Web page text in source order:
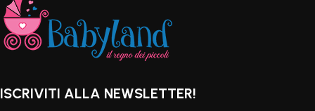
ISCRIVITI ALLA NEWSLETTER!